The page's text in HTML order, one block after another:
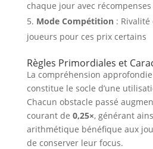
chaque jour avec récompenses
Mode Compétition: Rivalité
joueurs pour ces prix certains
Règles Primordiales et
La compréhension
constitue le socle d’une
Chacun obstacle passé
courant de 0,25×, générant
arithmétique bénéfique aux
de conserver leur focus.